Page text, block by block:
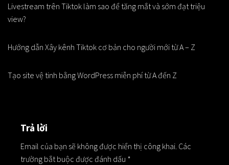
Livestream trên Tiktok làm sao để tăng mắt và sớm đạt triệu
view?
Hướng dẫn Xây kênh Tiktok cơ bản cho người mới từ A – Z
Tạo site vệ tinh bằng WordPress miễn phí từ A đến Z
Trả lời
Email của bạn sẽ không được hiển thị công khai. Các
trường bắt buộc được đánh dấu *